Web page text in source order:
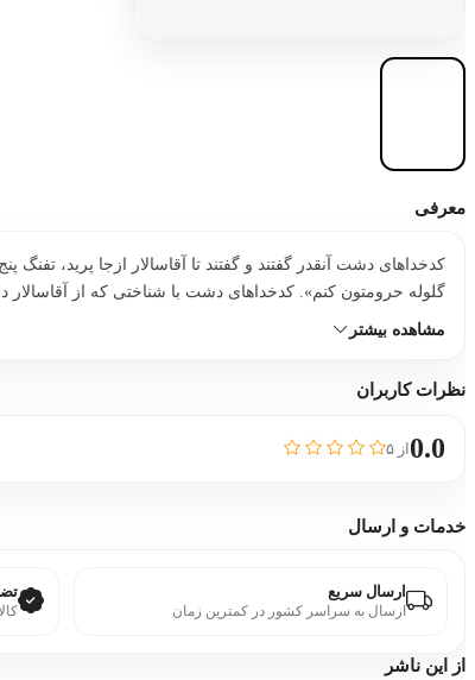
معرفی
کدخداهای دشت آنقدر گفتند و گفتند تا آقاسالار ازجا پرید،
گلوله حرومتون کنم». کدخداهای دشت با شناختی که از آقاسالار
مشاهده بیشتر
نظرات کاربران
0.0از ۵
خدمات و ارسال
ارسال سریع
ارسال به سراسر کشور در کمترین زمان
از این ناشر